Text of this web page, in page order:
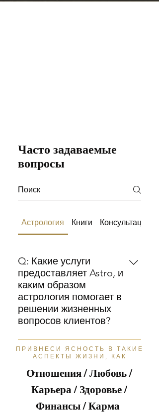
Часто задаваемые
вопросы
Астрология Книги Консультации
Q: Какие услуги
предоставляет Astro, и
каким образом
астрология помогает в
решении жизненных
вопросов клиентов?
A: Astro предлагает
профессиональные
включая составление натальных
карт, прогнозирование важных
событий жизни и
индивидуальные рекомендации
ПРИВНЕСИ ЯСНОСТЬ В ТАКИЕ
АСПЕКТЫ ЖИЗНИ, КАК
Отношения / Любовь /
Карьера / Здоровье /
Финансы / Карма